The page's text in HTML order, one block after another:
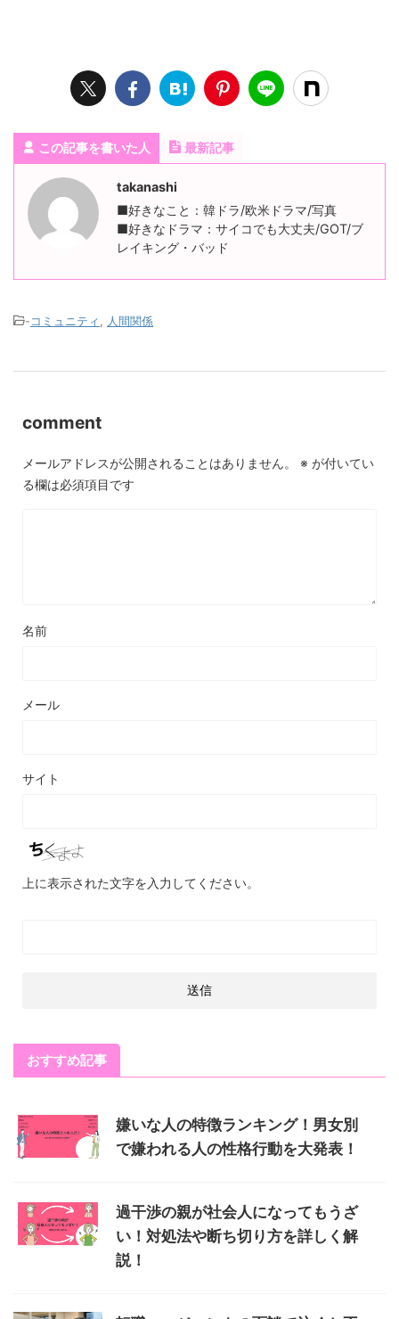
この記事を書いた人 最新記事
takanashi
■好きなこと：韓ドラ/欧米ドラマ/写真
■好きなドラマ：サイコでも大丈夫/GOT/ブ
レイキング・バッド
-コミュニティ 人間関係
comment
メールアドレスが公開されることはありません。 ※ が付いてい
る欄は必須項目です
名前
メール
サイト
上に表示された文字を入力してください。
おすすめ記事
嫌いな人の特徴ランキング！男女別
で嫌われる人の性格行動を大発表！
過干渉の親が社会人になってもうざ
い！対処法や断ち切り方を詳しく解
説！